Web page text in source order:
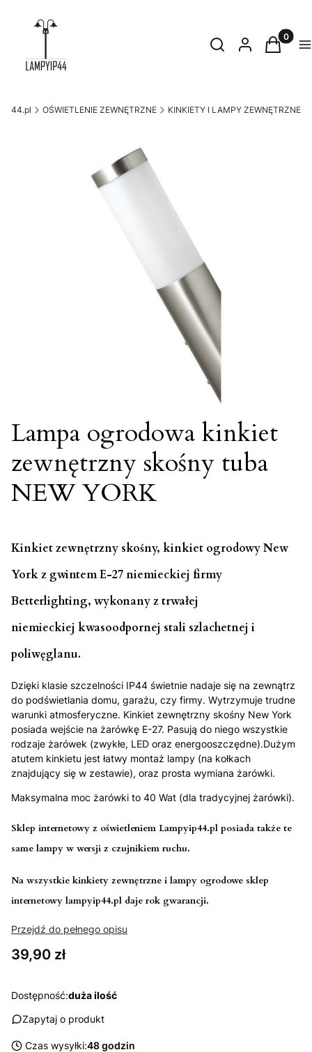
Otwórz
SzukajZaloguj sięKoszyk
OŚWIETLENIE ZEWNĘTRZNE KINKIETY I LAMPY ZEWNĘTRZNE
Lampa ogrodowa kinkiet
zewnętrzny skośny tuba
NEW YORK
Kinkiet zewnętrzny skośny, kinkiet ogrodowy New
York z gwintem E-27 niemieckiej firmy
Betterlighting, wykonany z trwałej
niemieckiej kwasoodpornej stali szlachetnej i
poliwęglanu.
Dzięki klasie szczelności IP44 świetnie nadaje się na zewnątrz
do podświetlania domu, garażu, czy firmy. Wytrzymuje trudne
warunki atmosferyczne. Kinkiet zewnętrzny skośny New York
posiada wejście na żarówkę E-27. Pasują do niego wszystkie
rodzaje żarówek (zwykłe, LED oraz energooszczędne).Dużym
atutem kinkietu jest łatwy montaż lampy (na kołkach
znajdujący się w zestawie), oraz prosta wymiana żarówki.
Maksymalna moc żarówki to 40 Wat (dla tradycyjnej żarówki).
Sklep internetowy z oświetleniem Lampyip44.pl posiada także te
same lampy w wersji z czujnikiem ruchu.
Na wszystkie kinkiety zewnętrzne i lampy ogrodowe sklep
internetowy lampyip44.pl daje rok gwarancji.
Przejdź do pełnego opisu
Cena
39,90 zł
Dostępność:duża ilość
Zapytaj o produkt
Czas wysyłki:48 godzin